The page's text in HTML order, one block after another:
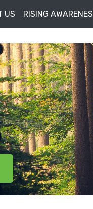
US RISING